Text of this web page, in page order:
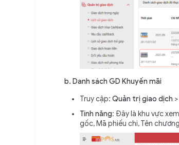
b. Danh sách GD Khuyến mãi
Truy cập:Quản trị giao dịch >
Tính năng: Đây là khu vực
gốc, Mã phiếu chi, Tên